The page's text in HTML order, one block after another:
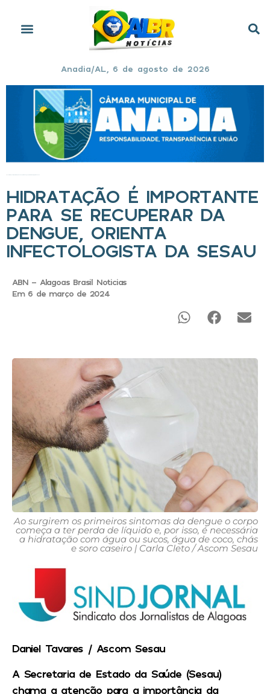
Anadia/AL, 6 de agosto de 2026
HIDRATAÇÃO É IMPORTANTE
PARA SE RECUPERAR DA
DENGUE, ORIENTA
INFECTOLOGISTA DA SESAU
ABN - Alagoas Brasil Noticias
Em 6 de março de 2024
Ao surgirem os primeiros sintomas da dengue o corpo
começa a ter perda de líquido e, por isso, é necessária
a hidratação com água ou sucos, água de coco, chás
e soro caseiro | Carla Cleto / Ascom Sesau
Daniel Tavares / Ascom Sesau
A Secretaria de Estado da Saúde (Sesau)
chama a atenção para a importância da